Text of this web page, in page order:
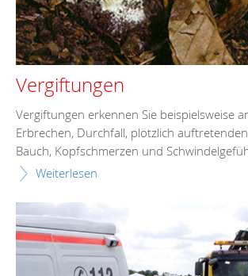
Vergiftungen
Vergiftungen erkennen Sie beispielsweise
Erbrechen, Durchfall, plötzlich
Bauch, Kopfschmerzen und
Weiterlesen